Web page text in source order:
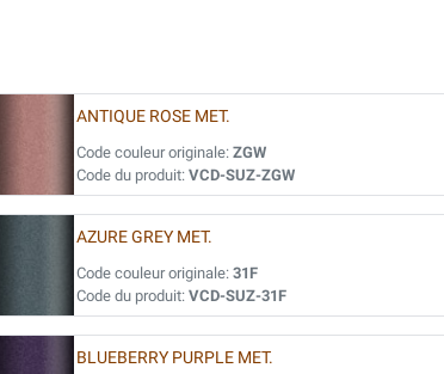
ANTIQUE ROSE MET.
Code couleur originale: ZGW
Code du produit: VCD-SUZ-ZGW
AZURE GREY MET.
Code couleur originale: 31F
Code du produit: VCD-SUZ-31F
BLUEBERRY PURPLE MET.